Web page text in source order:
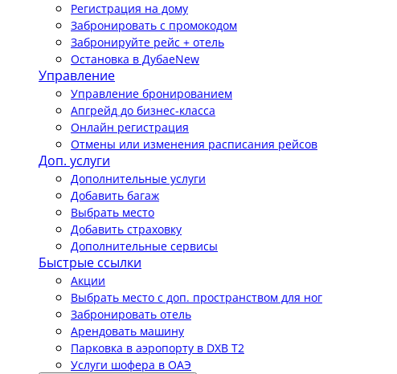
Регистрация на дому
Забронировать с промокодом
Забронируйте рейс + отель
Остановка в ДубаеNew
Управление
Управление бронированием
Апгрейд до бизнес-класса
Онлайн регистрация
Отмены или изменения расписания рейсов
Доп. услуги
Дополнительные услуги
Добавить багаж
Выбрать место
Добавить страховку
Дополнительные сервисы
Быстрые ссылки
Акции
Выбрать место с доп. пространством для ног
Забронировать отель
Арендовать машину
Парковка в аэропорту в DXB T2
Услуги шофера в ОАЭ